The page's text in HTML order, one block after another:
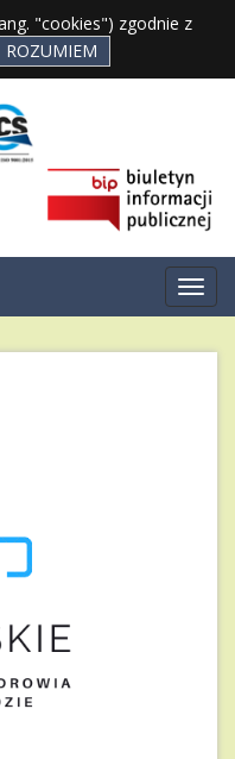
"cookies") zgodnie z
ROZUMIEM